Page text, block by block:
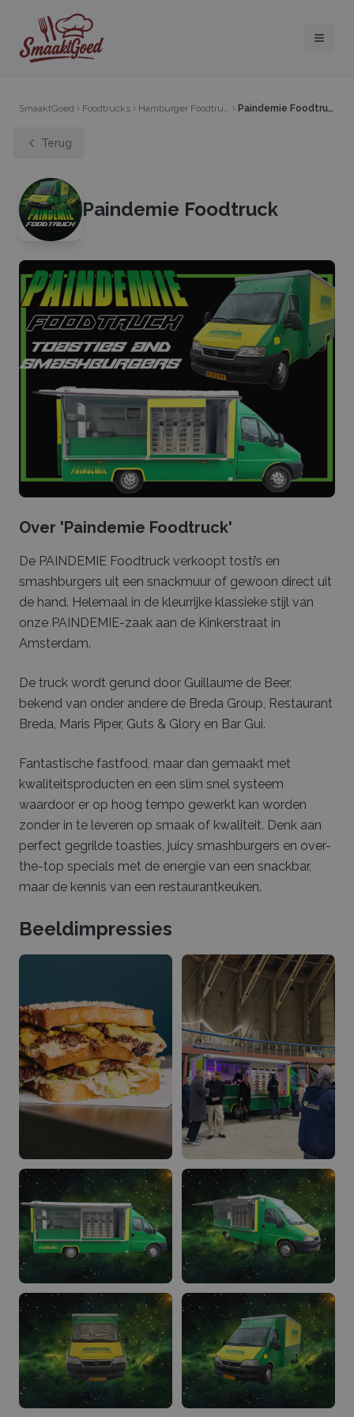
SmaaktGoed Foodtrucks Hamburger Foodtruck Paindemie Foodtruck
Terug
Paindemie Foodtruck
Over 'Paindemie Foodtruck'
De PAINDEMIE Foodtruck verkoopt tosti’s en
smashburgers uit een snackmuur of gewoon direct uit
de hand. Helemaal in de kleurrijke klassieke stijl van
onze PAINDEMIE-zaak aan de Kinkerstraat in
Amsterdam.
De truck wordt gerund door Guillaume de Beer,
bekend van onder andere de Breda Group, Restaurant
Breda, Maris Piper, Guts & Glory en Bar Gui.
Fantastische fastfood, maar dan gemaakt met
kwaliteitsproducten en een slim snel systeem
waardoor er op hoog tempo gewerkt kan worden
zonder in te leveren op smaak of kwaliteit. Denk aan
perfect gegrilde toasties, juicy smashburgers en over-
the-top specials met de energie van een snackbar,
maar de kennis van een restaurantkeuken.
Beeldimpressies